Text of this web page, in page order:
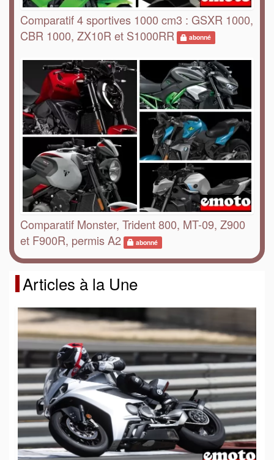
Comparatif 4 sportives 1000 cm3 : GSXR 1000,
CBR 1000, ZX10R et S1000RR
abonné
Comparatif Monster, Trident 800, MT-09, Z900
et F900R, permis A2
abonné
Articles à la Une